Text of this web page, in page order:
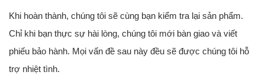
Khi hoàn thành, chúng tôi sẽ cùng bạn kiểm tra lại sản phẩm.
Chỉ khi bạn thực sự hài lòng, chúng tôi mới bàn giao và viết
phiếu bảo hành. Mọi vấn đề sau này đều sẽ được chúng tôi hỗ
trợ nhiệt tình.